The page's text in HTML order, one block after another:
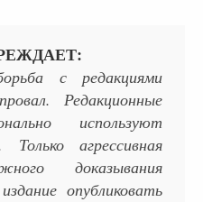
с редакциями
Редакционные
используют
агрессивная
доказывания
опубликовать